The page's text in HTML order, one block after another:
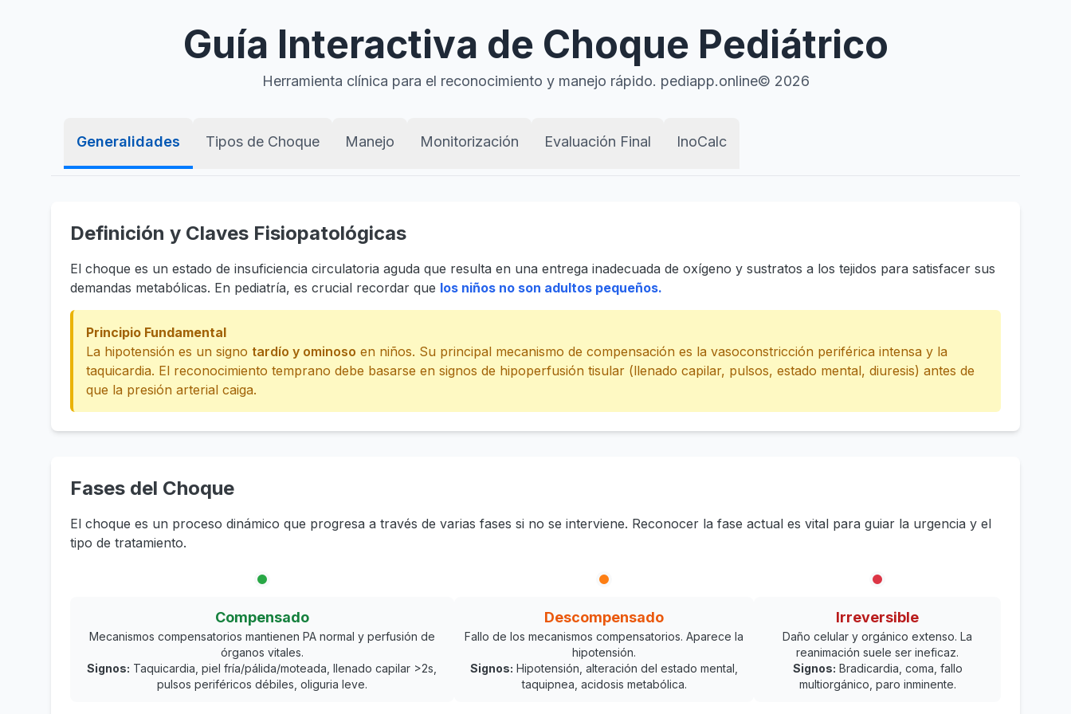
Guía Interactiva de Choque Pediátrico
Herramienta clínica para el reconocimiento y manejo rápido. pediapp.online© 2026
Generalidades Tipos de Choque Manejo Monitorización Evaluación Final InoCalc
Definición y Claves Fisiopatológicas
El choque es un estado de insuficiencia circulatoria aguda que resulta en una entrega inadecuada de oxígeno y sustratos a los tejidos para satisfacer sus
demandas metabólicas. En pediatría, es crucial recordar que los niños no son adultos pequeños.
Principio Fundamental
La hipotensión es un signo tardío y ominoso en niños. Su principal mecanismo de compensación es la vasoconstricción periférica intensa y la
taquicardia. El reconocimiento temprano debe basarse en signos de hipoperfusión tisular (llenado capilar, pulsos, estado mental, diuresis) antes de
que la presión arterial caiga.
Fases del Choque
El choque es un proceso dinámico que progresa a través de varias fases si no se interviene. Reconocer la fase actual es vital para guiar la urgencia y el
tipo de tratamiento.
Compensado
Mecanismos compensatorios mantienen PA normal y perfusión de
órganos vitales.
Signos: Taquicardia, piel fría/pálida/moteada, llenado capilar >2s,
pulsos periféricos débiles, oliguria leve.
Descompensado
Fallo de los mecanismos compensatorios. Aparece la
hipotensión.
Signos: Hipotensión, alteración del estado mental,
taquipnea, acidosis metabólica.
Irreversible
Daño celular y orgánico extenso. La
reanimación suele ser ineficaz.
Signos: Bradicardia, coma, fallo
multiorgánico, paro inminente.